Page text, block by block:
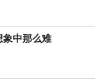
象中那么难